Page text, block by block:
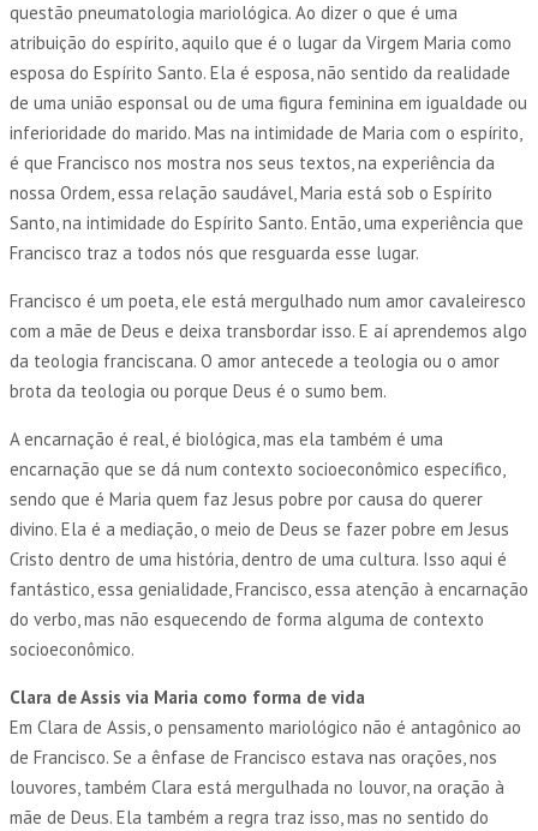
questão pneumatologia mariológica. Ao dizer o que é uma
atribuição do espírito, aquilo que é o lugar da Virgem Maria como
esposa do Espírito Santo. Ela é esposa, não sentido da realidade
de uma união esponsal ou de uma figura feminina em igualdade ou
inferioridade do marido. Mas na intimidade de Maria com o espírito,
é que Francisco nos mostra nos seus textos, na experiência da
nossa Ordem, essa relação saudável, Maria está sob o Espírito
Santo, na intimidade do Espírito Santo. Então, uma experiência que
Francisco traz a todos nós que resguarda esse lugar.
Francisco é um poeta, ele está mergulhado num amor cavaleiresco
com a mãe de Deus e deixa transbordar isso. E aí aprendemos algo
da teologia franciscana. O amor antecede a teologia ou o amor
brota da teologia ou porque Deus é o sumo bem.
A encarnação é real, é biológica, mas ela também é uma
encarnação que se dá num contexto socioeconômico específico,
sendo que é Maria quem faz Jesus pobre por causa do querer
divino. Ela é a mediação, o meio de Deus se fazer pobre em Jesus
Cristo dentro de uma história, dentro de uma cultura. Isso aqui é
fantástico, essa genialidade, Francisco, essa atenção à encarnação
do verbo, mas não esquecendo de forma alguma de contexto
socioeconômico.
Clara de Assis via Maria como forma de vida
Em Clara de Assis, o pensamento mariológico não é antagônico ao
de Francisco. Se a ênfase de Francisco estava nas orações, nos
louvores, também Clara está mergulhada no louvor, na oração à
mãe de Deus. Ela também a regra traz isso, mas no sentido do